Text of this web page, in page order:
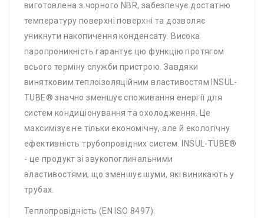
виготовлена ​​з чорного NBR, забезпечує достатню
температуру поверхні поверхні та дозволяє
уникнути накопичення конденсату. Висока
паропроникність гарантує цю функцію протягом
всього терміну служби пристрою. Завдяки
винятковим теплоізоляційним властивостям INSUL-
TUBE® значно зменшує споживання енергії для
систем кондиціонування та охолодження. Це
максимізує не тільки економічну, але й екологічну
ефективність трубопровідних систем. INSUL-TUBE®
- це продукт зі звукопоглинальними
властивостями, що зменшує шуми, які виникають у
трубах.
Теплопровідність (EN ISO 8497):